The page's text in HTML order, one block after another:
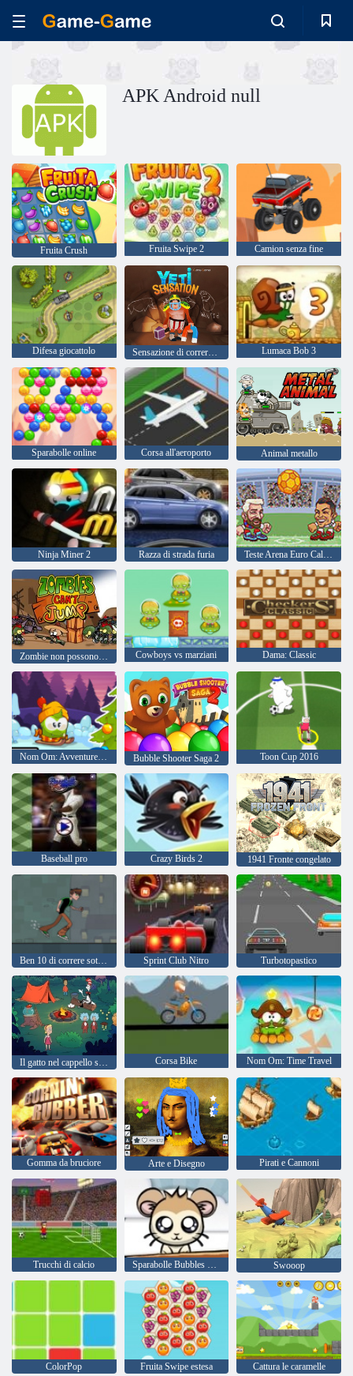
APK Android null
Fruita Crush Fruita Swipe 2 Camion senza fine
Difesa giocattolo Sensazione di correre di yeti Lumaca Bob 3
Sparabolle online Corsa all'aeroporto Animal metallo
Ninja Miner 2 Razza di strada furia Teste Arena Euro Calcio
Cowboys vs marziani Dama: Classic
Nom Om: Avventure invernali Bubble Shooter Saga 2 Toon Cup 2016
Baseball pro Crazy Birds 2 1941 Fronte congelato
Ben 10 di correre sotterraneo Sprint Club Nitro Turbotopastico
Corsa Bike Nom Om: Time Travel
Gomma da bruciore Arte e Disegno Pirati e Cannoni
Trucchi di calcio Sparabolle Bubbles Hamster Swooop
ColorPop Fruita Swipe estesa Cattura le caramelle